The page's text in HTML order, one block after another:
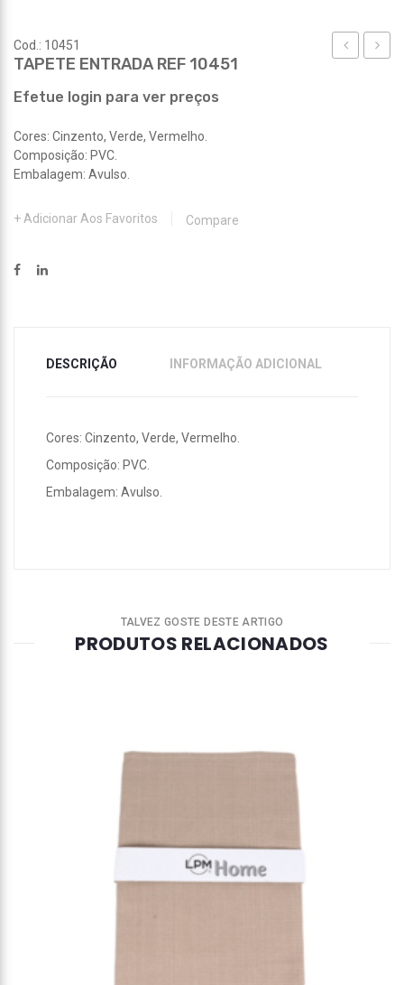
Cod.: 10451
TAPETE ENTRADA REF 10451
Efetue login para ver preços
Cores: Cinzento, Verde, Vermelho.
Composição: PVC.
Embalagem: Avulso.
Adicionar Aos Favoritos Compare
DESCRIÇÃO INFORMAÇÃO ADICIONAL
Cores: Cinzento, Verde, Vermelho.
Composição: PVC.
Embalagem: Avulso.
TALVEZ GOSTE DESTE ARTIGO
PRODUTOS RELACIONADOS